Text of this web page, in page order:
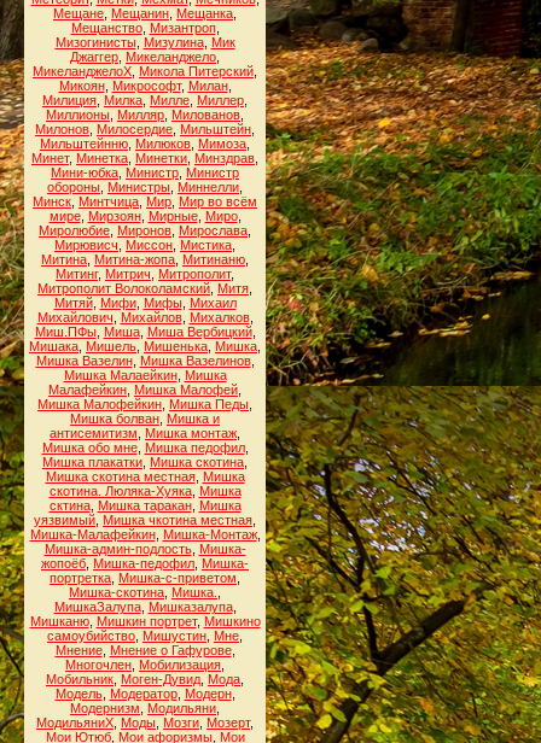
Мещане Мещанин Мещанка
Мещанство, Мизантроп,
Мизогинисты, Мизулина, Мик
Джаггер Микеланджело
МикеланджелоХ Микола Питерский
Микоян, Микрософт, Милан,
Милиция Милка Милле Миллер
Миллионы Милляр Милованов
Милонов Милосердие Мильштейн
Мильштейнню Милюков Мимоза
Минет, Минетка Минетки Минздрав
Мини-юбка Министр Министр
обороны Министры Миннелли
Минск Минтчица Мир Мир во всём
мире, Мирзоян, Мирные, Миро,
Миролюбие Миронов Мирослава
Мирювисч
Миссон Мистика
Митина Митина-жопа Митинаню
Митинг, Митрич Митрополит,
Митрополит Волоколамский Митя
Митяй, Мифи, Мифы, Михаил
Михайлович
Михайлов, Михалков,
Миш.ПФы, Миша, Миша Вербицкий,
Мишака Мишель Мишенька Мишка
Мишка Вазелин, Мишка Вазелинов,
Мишка Малаейкин, Мишка
Малафейкин Мишка Малофей
Мишка Малофейкин Мишка Педы
Мишка болван Мишка и
антисемитизм
Мишка монтаж
Мишка обо мне, Мишка педофил,
Мишка плакатки Мишка скотина
Мишка скотина местная, Мишка
скотина. Люляка-Хуяка, Мишка
сктина, Мишка таракан, Мишка
уязвимый Мишка чкотина местная
Мишка-Малафейкин, Мишка-Монтаж,
Мишка-админ-подлость, Мишка-
жопоёб Мишка-педофил Мишка-
портретка Мишка-с-приветом
Мишка-скотина Мишка.
МишкаЗалупа, Мишказалупа,
Мишканю, Мишкин портрет, Мишкино
самоубийство Мишустин Мне
Мнение, Мнение о Гафурове,
Многочлен Мобилизация
Мобильник Моген-Дувид Мода
Модель, Модератор, Модерн,
Модернизм
Модильяни
МодильяниХ Моды Мозги Мозерт,
Мои Ютюб, Мои афоризмы, Мои